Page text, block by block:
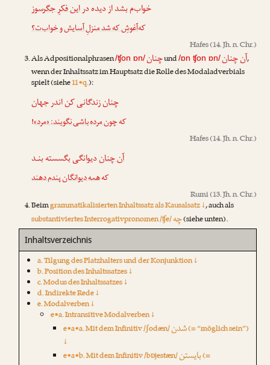
خواب‌م بشد از دیده دراین فکرِ جگرسوز
که‌آغوشِ که شد منزلِ آسایش و خواب‌ت؟
Hafes(14. Jh. n. Chr.)
Als Adpositionalphrasen/ʧon ɒn/چنانund/ɒn ʧon ɒn/آن چنان,
wenn der Inhaltssatz im Hauptsatz die Rolle des Modaladverbials
spielt (siehe11•q.):
چنانزندگانی کن اندر جهان
کهچون مرده باشی نگویند: «مرد»!
Hafes(14. Jh. n. Chr.)
آن چناندیوانگی بگسسته بنـد
کههمه دیوانگان پندم دهند
Rumi(13. Jh. n. Chr.)
Beimgrammatikalisierten Inhaltssatz als Kausalsatz ↓, auch als
substantiviertes Interrogativpronomen /ʧe/چه(siehe unten).
Inhaltsverzeichnis
a. Tilgung des Platzhalters und der Konjunktion ↓
b. Position des Inhaltssatzes ↓
c. Modus des Inhaltssatzes ↓
d. Indirekte Rede ↓
e. Modalverben ↓
e•a. Intransitive Modalverben ↓
e•a•a. Mit dem Infinitiv /ʃodæn/شدن(= “möglich sein”)
↓
e•a•b. Mit dem Infinitiv /bɒjestæn/بایستن(=